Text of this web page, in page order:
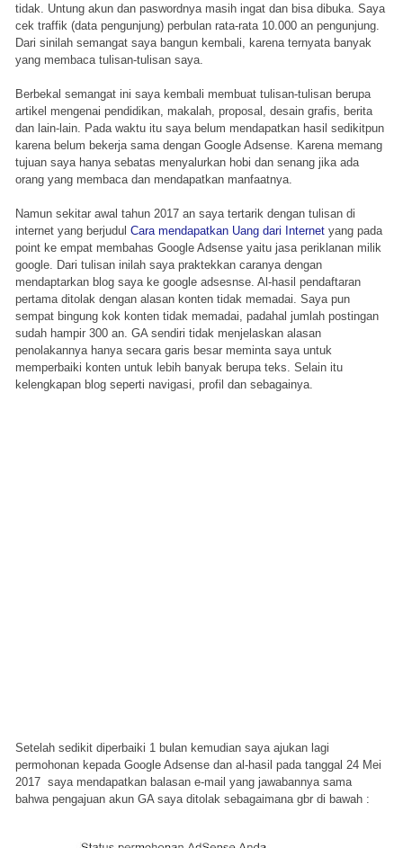
tidak. Untung akun dan paswordnya masih ingat dan bisa dibuka. Saya
cek traffik (data pengunjung) perbulan rata-rata 10.000 an pengunjung.
Dari sinilah semangat saya bangun kembali, karena ternyata banyak
yang membaca tulisan-tulisan saya.
Berbekal semangat ini saya kembali membuat tulisan-tulisan berupa
artikel mengenai pendidikan, makalah, proposal, desain grafis, berita
dan lain-lain. Pada waktu itu saya belum mendapatkan hasil sedikitpun
karena belum bekerja sama dengan Google Adsense. Karena memang
tujuan saya hanya sebatas menyalurkan hobi dan senang jika ada
orang yang membaca dan mendapatkan manfaatnya.
Namun sekitar awal tahun 2017 an saya tertarik dengan tulisan di
internet yang berjudul Cara mendapatkan Uang dari Internet yang pada
point ke empat membahas Google Adsense yaitu jasa periklanan milik
google. Dari tulisan inilah saya praktekkan caranya dengan
mendaptarkan blog saya ke google adsesnse. Al-hasil pendaftaran
pertama ditolak dengan alasan konten tidak memadai. Saya pun
sempat bingung kok konten tidak memadai, padahal jumlah postingan
sudah hampir 300 an. GA sendiri tidak menjelaskan alasan
penolakannya hanya secara garis besar meminta saya untuk
memperbaiki konten untuk lebih banyak berupa teks. Selain itu
kelengkapan blog seperti navigasi, profil dan sebagainya.
Setelah sedikit diperbaiki 1 bulan kemudian saya ajukan lagi
permohonan kepada Google Adsense dan al-hasil pada tanggal 24 Mei
2017 saya mendapatkan balasan e-mail yang jawabannya sama
bahwa pengajuan akun GA saya ditolak sebagaimana gbr di bawah :